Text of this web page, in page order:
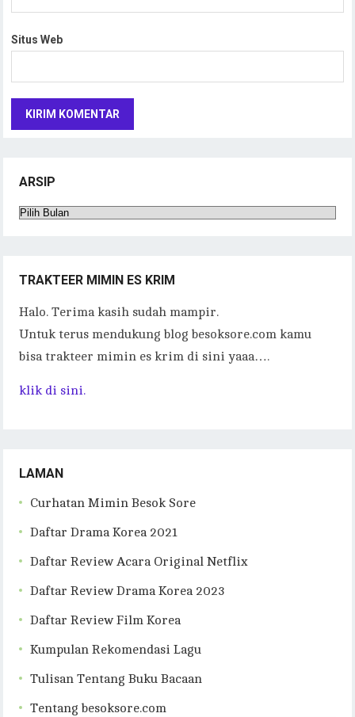
Situs Web
ARSIP
Arsip
TRAKTEER MIMIN ES KRIM
Halo. Terima kasih sudah mampir.
Untuk terus mendukung blog besoksore.com kamu
bisa trakteer mimin es krim di sini yaaa….
klik di sini.
LAMAN
Curhatan Mimin Besok Sore
Daftar Drama Korea 2021
Daftar Review Acara Original Netflix
Daftar Review Drama Korea 2023
Daftar Review Film Korea
Kumpulan Rekomendasi Lagu
Tulisan Tentang Buku Bacaan
Tentang besoksore.com